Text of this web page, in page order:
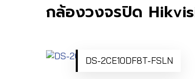
กล้องวงจรปิด
DS-2CE10DF8T-FSLN